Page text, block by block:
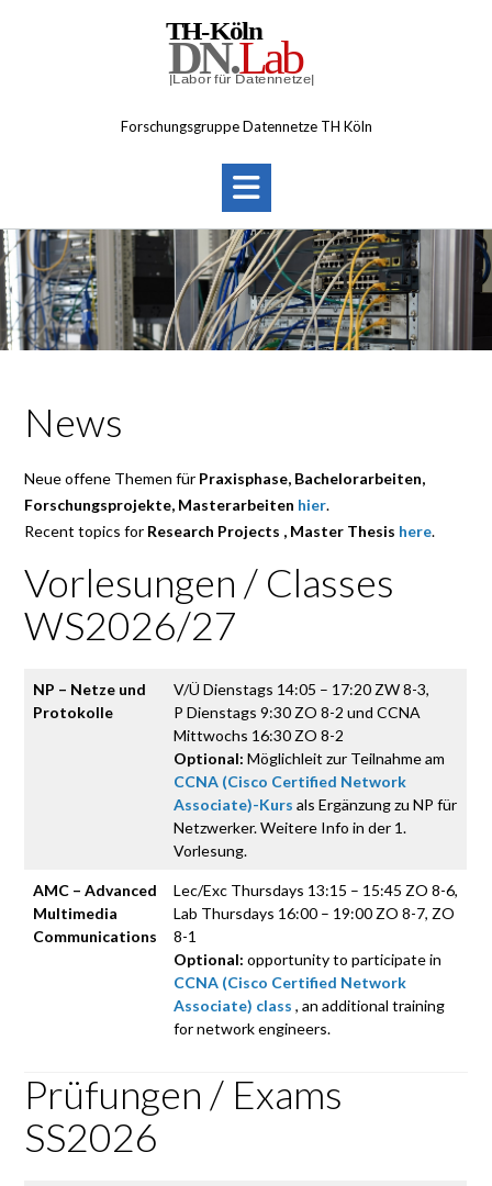
Forschungsgruppe Datennetze TH Köln
News
Neue offene Themen für Praxisphase, Bachelorarbeiten,
Forschungsprojekte, Masterarbeiten hier.
Recent topics for Research Projects , Master Thesis here.
Vorlesungen / Classes
WS2026/27
NP – Netze und
Protokolle
V/Ü Dienstags 14:05 – 17:20 ZW 8-3,
P Dienstags 9:30 ZO 8-2 und CCNA
Mittwochs 16:30 ZO 8-2
Optional: Möglichleit zur Teilnahme am
CCNA (Cisco Certified Network
Associate)-Kurs als Ergänzung zu NP für
Netzwerker. Weitere Info in der 1.
Vorlesung.
AMC – Advanced
Multimedia
Communications
Lec/Exc Thursdays 13:15 – 15:45 ZO 8-6,
Lab Thursdays 16:00 – 19:00 ZO 8-7, ZO
8-1
Optional: opportunity to participate in
CCNA (Cisco Certified Network
Associate) class , an additional training
for network engineers.
Prüfungen / Exams
SS2026